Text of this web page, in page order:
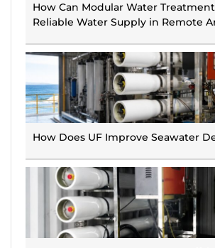
How Can Modular Water
Reliable Water Supply in Remote
How Does UF Improve Seawater